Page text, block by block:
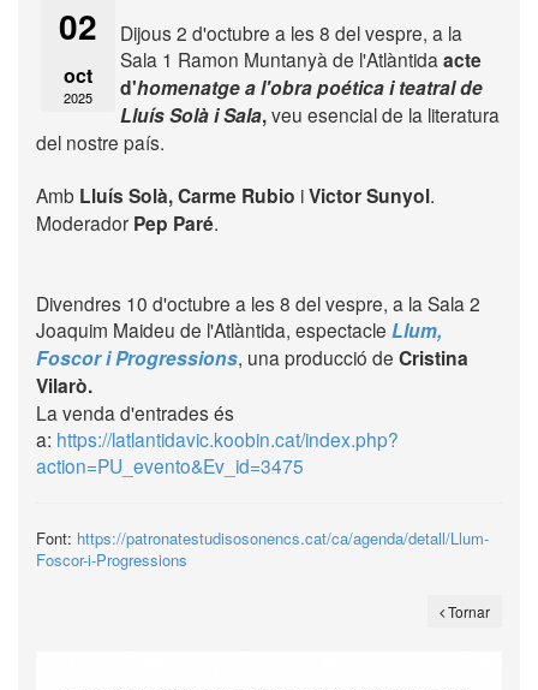
02
oct
2025
Dijous 2 d'octubre a les 8 del vespre, a la
Sala 1 Ramon Muntanyà de l'Atlàntida acte
d'homenatge a l'obra poética i teatral de
Lluís Solà i Sala,veu esencial de la literatura
del nostre país.
Amb Lluís Solà, Carme Rubio iVictor Sunyol.
Moderador Pep Paré.
Divendres 10 d'octubre a les 8 del vespre, a la Sala 2
Joaquim Maideu de l'Atlàntida, espectacle Llum,
Foscor i Progressions, una producció de Cristina
Vilarò.
La venda d'entrades és
a: https://latlantidavic.koobin.cat/index.php?
action=PU_evento&Ev_id=3475
Font: https://patronatestudisosonencs.cat/ca/agenda/detall/Llum-
Foscor-i-Progressions
Tornar